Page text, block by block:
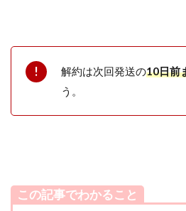
解約は次回発送の10日前
う。
この記事でわかること